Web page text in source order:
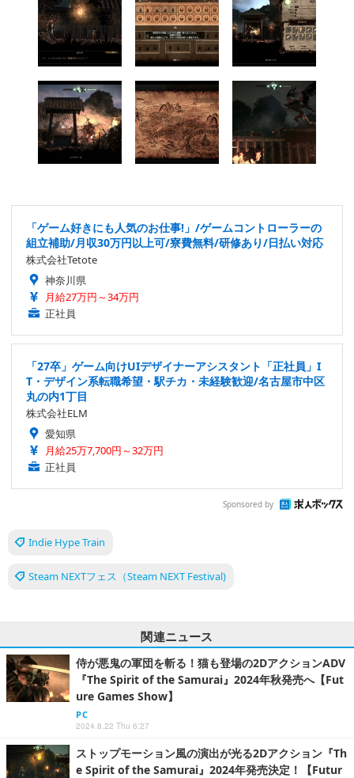
「ゲーム好きにも人気のお仕事!」/ゲームコントローラーの
組立補助/月収30万円以上可/寮費無料/研修あり/日払い対応
株式会社Tetote
神奈川県
月給27万円～34万円
正社員
「27卒」ゲーム向けUIデザイナーアシスタント「正社員」I
T・デザイン系転職希望・駅チカ・未経験歓迎/名古屋市中区
丸の内1丁目
株式会社ELM
愛知県
月給25万7,700円～32万円
正社員
Sponsored by
Indie Hype Train
Steam NEXTフェス（Steam NEXT Festival)
関連ニュース
侍が悪鬼の軍団を斬る！猫も登場の2DアクションADV
『The Spirit of the Samurai』2024年秋発売へ【Fut
ure Games Show】
PC
2024.8.22 Thu 6:27
ストップモーション風の演出が光る2Dアクション『Th
e Spirit of the Samurai』2024年発売決定！【Futur